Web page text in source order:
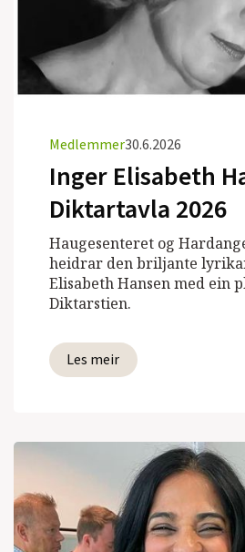
Medlemmer30.6.2026
Inger Elisabeth
Diktartavla 2026
Haugesenteret og
heidrar den briljante
Elisabeth Hansen med ein
Diktarstien.
Les meir